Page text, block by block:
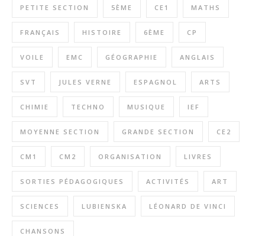
PETITE SECTION 5ÈME CE1 MATHS
FRANÇAIS HISTOIRE 6ÈME CP
VOILE EMC GÉOGRAPHIE ANGLAIS
SVT JULES VERNE ESPAGNOL ARTS
CHIMIE TECHNO MUSIQUE IEF
MOYENNE SECTION GRANDE SECTION CE2
CM1 CM2 ORGANISATION LIVRES
SORTIES PÉDAGOGIQUES ACTIVITÉS ART
SCIENCES LUBIENSKA LÉONARD DE VINCI
CHANSONS